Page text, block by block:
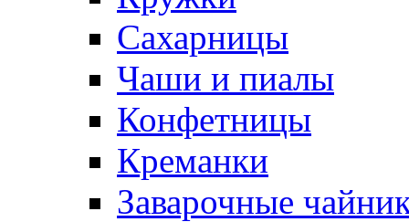
Сахарницы
Чаши и пиалы
Конфетницы
Креманки
Заварочные